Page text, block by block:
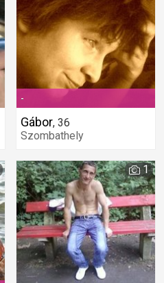
-
Gábor, 36
Szombathely
1